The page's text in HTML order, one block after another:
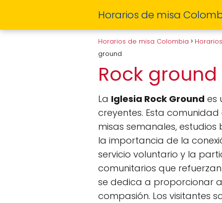
Horarios de misa
Horarios de misa Colombia
ground
Rock ground
La Iglesia Rock Ground es
creyentes. Esta
misas semanales,
la importancia de la
servicio voluntario y la
comunitarios que
se dedica a proporcionar
compasión. Los visitantes